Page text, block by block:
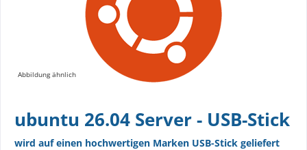
Abbildung ähnlich
ubuntu 26.04 Server - USB-Stick
wird auf einen hochwertigen Marken USB-Stick geliefert